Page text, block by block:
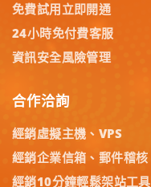
免費試用立即開通
24小時免付費客服
資訊安全風險管理
合作洽詢
經銷虛擬主機、VPS
經銷企業信箱、郵件稽核
經銷10分鐘輕鬆架站工具